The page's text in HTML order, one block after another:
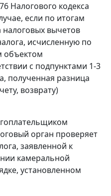
Налогового кодекса
если по итогам
вычетов
исчисленную по
объектом
с подпунктами 1-3
полученная разница
возврату)
орган проверяет
заявленной к
камеральной
установленном